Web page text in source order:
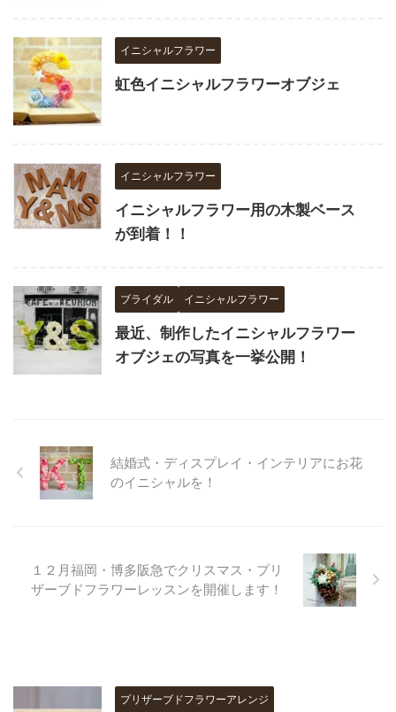
イニシャルフラワー
虹色イニシャルフラワーオブジェ
イニシャルフラワー
イニシャルフラワー用の木製ベース
が到着！！
ブライダル イニシャルフラワー
最近、制作したイニシャルフラワー
オブジェの写真を一挙公開！
結婚式・ディスプレイ・インテリアにお花
のイニシャルを！
１２月福岡・博多阪急でクリスマス・プリ
ザーブドフラワーレッスンを開催します！
プリザーブドフラワーアレンジ